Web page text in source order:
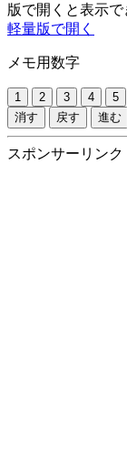
版で開くと表示で
軽量版で開く
メモ用数字
1 2 3 4 5
消す
戻す 進む
スポンサーリンク